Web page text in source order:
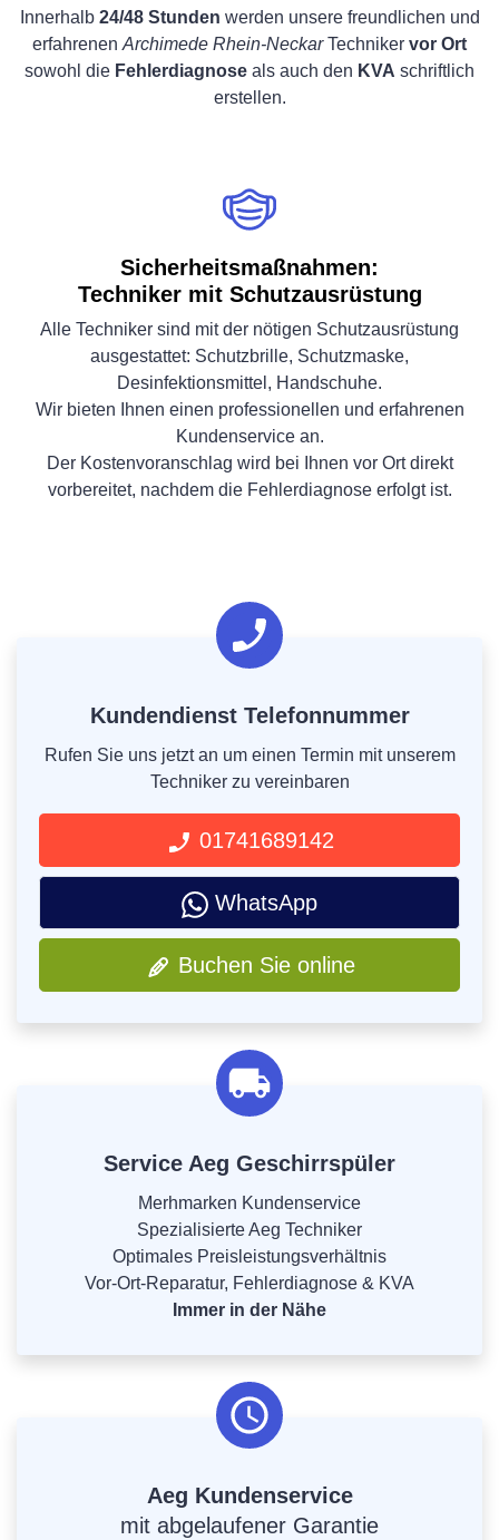
Innerhalb 24/48 Stunden werden unsere freundlichen und
erfahrenen Archimede Rhein-NeckarTechniker vor Ort
sowohl die Fehlerdiagnose als auch den KVA schriftlich
erstellen.
Sicherheitsmaßnahmen:
Techniker mit Schutzausrüstung
Alle Techniker sind mit der nötigen Schutzausrüstung
ausgestattet: Schutzbrille, Schutzmaske,
Desinfektionsmittel, Handschuhe.
Wir bieten Ihnen einen professionellen und erfahrenen
Kundenservice an.
Der Kostenvoranschlag wird bei Ihnen vor Ort direkt
vorbereitet, nachdem die Fehlerdiagnose erfolgt ist.
Kundendienst Telefonnummer
Rufen Sie uns jetzt an um einen Termin mit unserem
Techniker zu vereinbaren
01741689142
WhatsApp
Buchen Sie online
Service Aeg Geschirrspüler
Merhmarken Kundenservice
Spezialisierte Aeg Techniker
Optimales Preisleistungsverhältnis
Vor-Ort-Reparatur, Fehlerdiagnose & KVA
Immer in der Nähe
Aeg Kundenservice
mit abgelaufener Garantie